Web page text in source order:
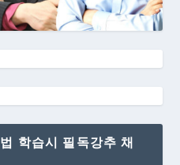
학습시 필독강추 채